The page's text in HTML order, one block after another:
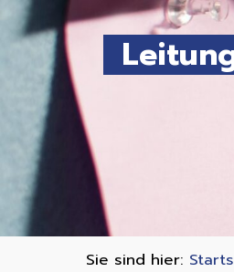
Sie sind hier: